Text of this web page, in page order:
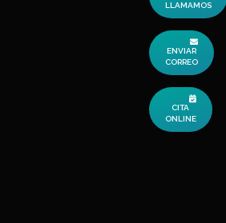
LLAMAMOS
ENVIAR
CORREO
CITA
ONLINE